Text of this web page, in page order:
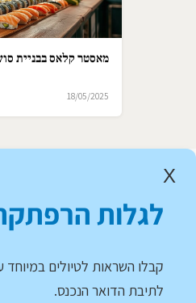
מאסטר קלאס בבניית
18/05/2025
X
לגלות
קבלו השראות לטיולים במיוחד
לתיבת הדואר הנכנס.